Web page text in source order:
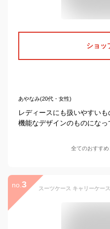
ショッ
あやなみ(20代・女性)
レディースにも扱いやすい
機能なデザインのものになっ
全てのおすすめ
no. 3